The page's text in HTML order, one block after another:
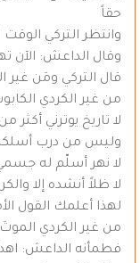
حقاً
وانتظر التركي
وقال الداعش: الآن
قال التركي ومَن غير
من غير الكردي
لا تاريخ يوترني أكثر
وليس من درب أسلكه
لا نهر أسلّم له
لا ظلاً أنشده إلا
لهذا أعلمك القول
من غير الكردي الموتَ
فطمأنه الداعش: اهدأ